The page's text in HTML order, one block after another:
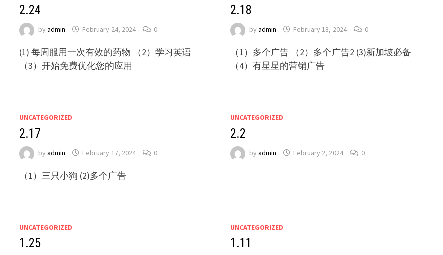
2.24
byadmin February 24, 2024 0
(1) 每周服用一次有效的药物 （2）学习英语
（3）开始免费优化您的应用
2.18
by admin February 18, 2024 0
（1）多个广告 （2）多个广告2 (3)新加坡必备
（4）有星星的营销广告
UNCATEGORIZED
2.17
byadmin February 17, 2024 0
（1）三只小狗 (2)多个广告
UNCATEGORIZED
2.2
by admin February 2, 2024 0
UNCATEGORIZED
1.25
UNCATEGORIZED
1.11